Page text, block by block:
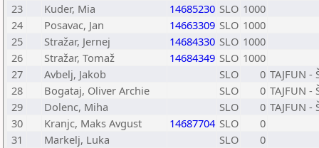
23
Kuder, Mia 14685230 SLO 1000
24
Posavac, Jan 14663309 SLO 1000
25
Stražar, Jernej 14684330 SLO 1000
26
Stražar, Tomaž 14684349 SLO 1000
27
Avbelj, Jakob SLO 0 TAJFUN -
28
Bogataj, Oliver Archie SLO 0 TAJFUN -
29
Dolenc, Miha SLO 0 TAJFUN -
30
Kranjc, Maks Avgust 14687704 SLO
0
31
Markelj, Luka SLO
0